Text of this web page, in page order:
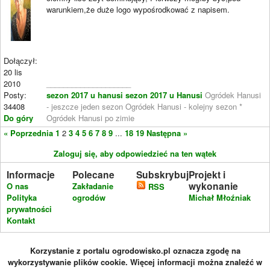
Dołączył:
20 lis
2010
Posty:
34408
Do góry
warunkiem,że duże logo wypośrodkować z napisem.
sezon 2017 u hanusi sezon 2017 u Hanusi Ogródek Hanusi
- jeszcze jeden sezon Ogródek Hanusi - kolejny sezon *
Ogródek Hanusi po zimie
« Poprzednia 1 2 3 4 5 6 7 8 9 ... 18 19 Następna »
Zaloguj się, aby odpowiedzieć na ten wątek
Informacje
O nas
Polityka
prywatności
Kontakt
Polecane
Zakładanie
ogrodów
Subskrybuj
RSS
Projekt i
wykonanie
Michał Młoźniak
Korzystanie z portalu ogrodowisko.pl oznacza zgodę na
wykorzystywanie plików cookie. Więcej informacji można znaleźć w